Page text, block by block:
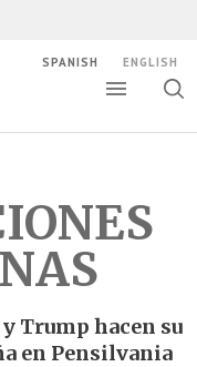
SPANISH ENGLISH
Trump hacen su
en Pensilvania